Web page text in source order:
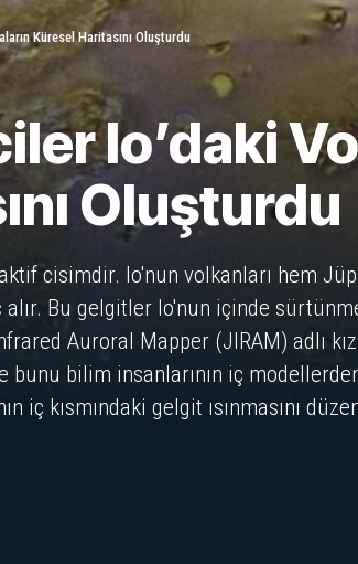
Küresel Haritasını Oluşturdu
Io’daki
Oluşturdu
cisimdir. Io'nun volkanları hem
Bu gelgitler Io'nun içinde
Auroral Mapper (JIRAM) adlı
bilim insanlarının iç
iç kısmındaki gelgit ısınmasını